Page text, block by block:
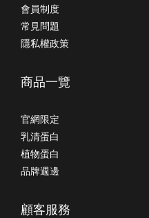
會員制度
常見問題
隱私權政策
商品一覽
官網限定
乳清蛋白
植物蛋白
品牌週邊
顧客服務